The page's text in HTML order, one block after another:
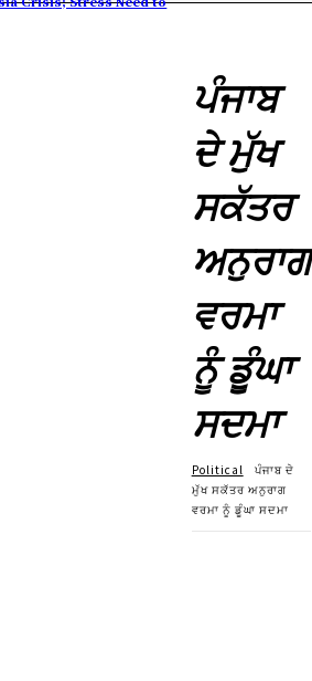
ਪੰਜਾਬ
ਦੇ ਮੁੱਖ
ਸਕੱਤਰ
ਅਨੁਰਾਗ
ਵਰਮਾ
ਨੂੰ ਡੂੰਘਾ
ਸਦਮਾ
Political
ਪੰਜਾਬ ਦੇ
ਮੁੱਖ ਸਕੱਤਰ ਅਨੁਰਾਗ
ਵਰਮਾ ਨੂੰ ਡੂੰਘਾ ਸਦਮਾ